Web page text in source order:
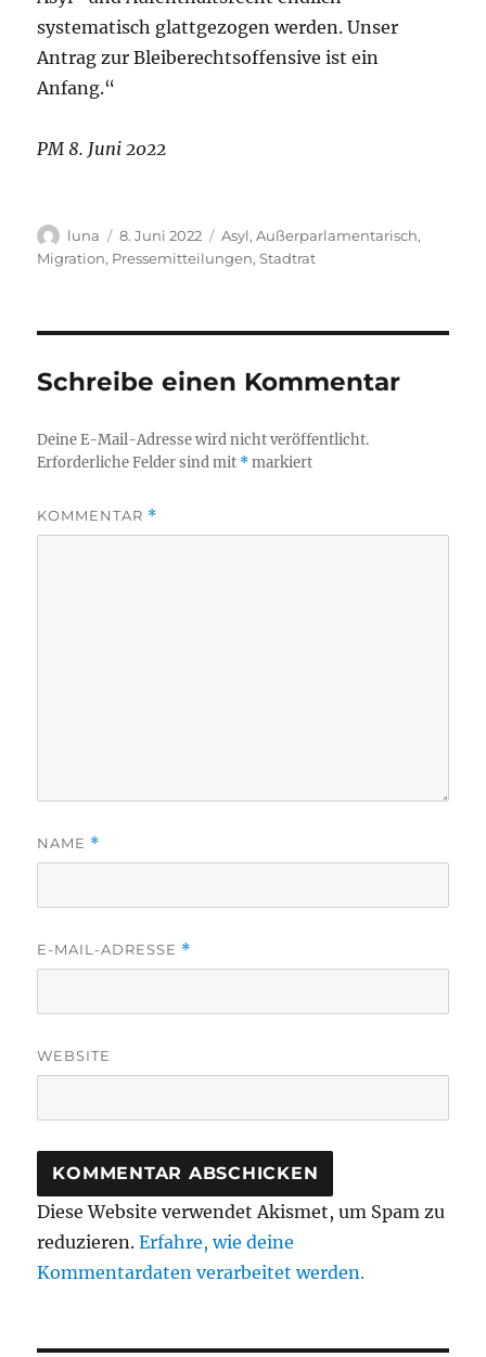
systematisch glattgezogen werden. Unser
Antrag zur Bleiberechtsoffensive ist ein
Anfang.“
PM 8. Juni 2022
Autor
luna
Veröffentlicht
am
8. Juni 2022 Kategorien
Asyl,Außerparlamentarisch,
Migration, Pressemitteilungen,Stadtrat
Schreibe einen Kommentar
Deine E-Mail-Adresse wird nicht veröffentlicht.
Erforderliche Felder sind mit *markiert
KOMMENTAR *
NAME *
E-MAIL-ADRESSE *
WEBSITE
Diese Website verwendet Akismet, um Spam zu
reduzieren.Erfahre, wie deine
Kommentardaten verarbeitet werden.